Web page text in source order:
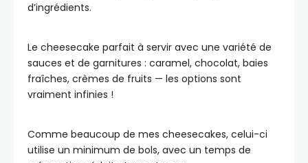
d’ingrédients.
Le cheesecake parfait à servir avec une variété de
sauces et de garnitures : caramel, chocolat, baies
fraîches, crèmes de fruits — les options sont
vraiment infinies !
Comme beaucoup de mes cheesecakes, celui-ci
utilise un minimum de bols, avec un temps de